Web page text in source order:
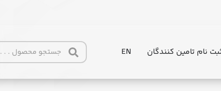
نام تامین کنندگان EN